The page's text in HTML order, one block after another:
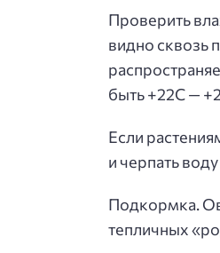
Проверить
видно сквозь
быть +22С —
Если
и черпать
Подкормка.
тепличных